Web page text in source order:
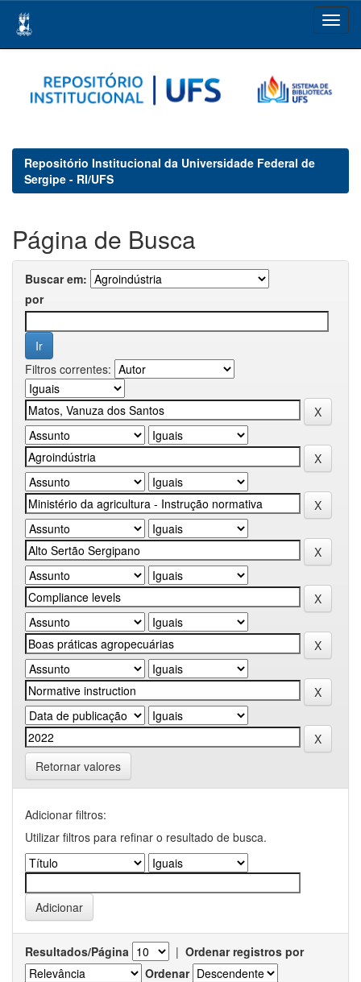
navigation
Repositório Institucional da Universidade Federal de
Sergipe - RI/UFS
Página de Busca
Buscar em:
por
Filtros correntes:
Retornar valores
Adicionar filtros:
Utilizar filtros para refinar o resultado de busca.
Resultados/Página | Ordenar registros por
Ordenar